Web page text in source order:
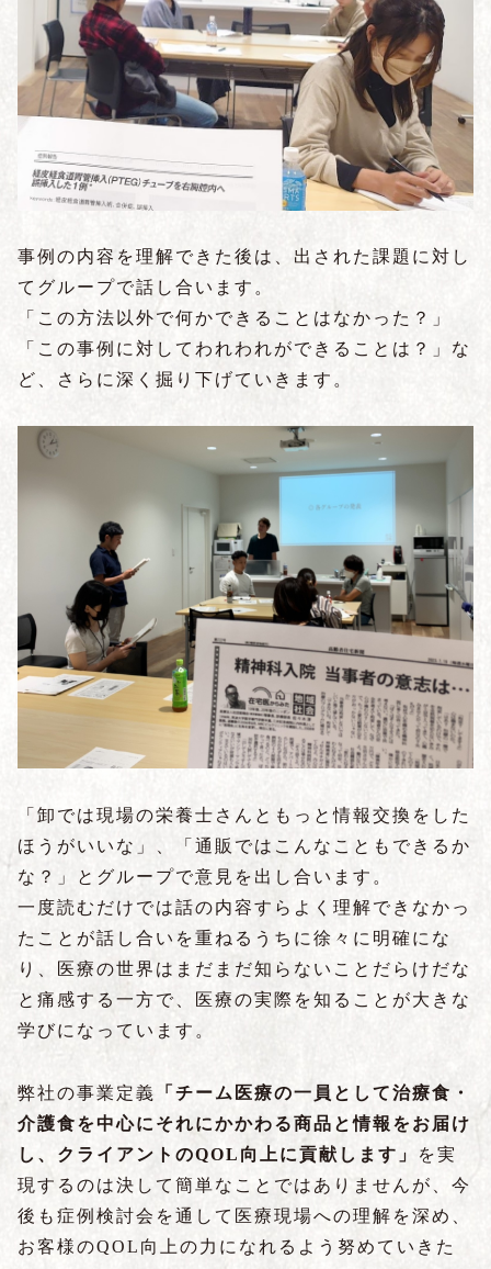
事例の内容を理解できた後は、出された課題に対し
てグループで話し合います。
「この方法以外で何かできることはなかった？」
「この事例に対してわれわれができることは？」な
ど、さらに深く掘り下げていきます。
「卸では現場の栄養士さんともっと情報交換をした
ほうがいいな」、「通販ではこんなこともできるか
な？」とグループで意見を出し合います。
一度読むだけでは話の内容すらよく理解できなかっ
たことが話し合いを重ねるうちに徐々に明確にな
り、医療の世界はまだまだ知らないことだらけだな
と痛感する一方で、医療の実際を知ることが大きな
学びになっています。
弊社の事業定義
「チーム医療の一員として治療食・
介護食を中心にそれにかかわる商品と情報をお届け
し、クライアントのQOL向上に貢献します」
を実
現するのは決して簡単なことではありませんが、今
後も症例検討会を通して医療現場への理解を深め、
お客様のQOL向上の力になれるよう努めていきた